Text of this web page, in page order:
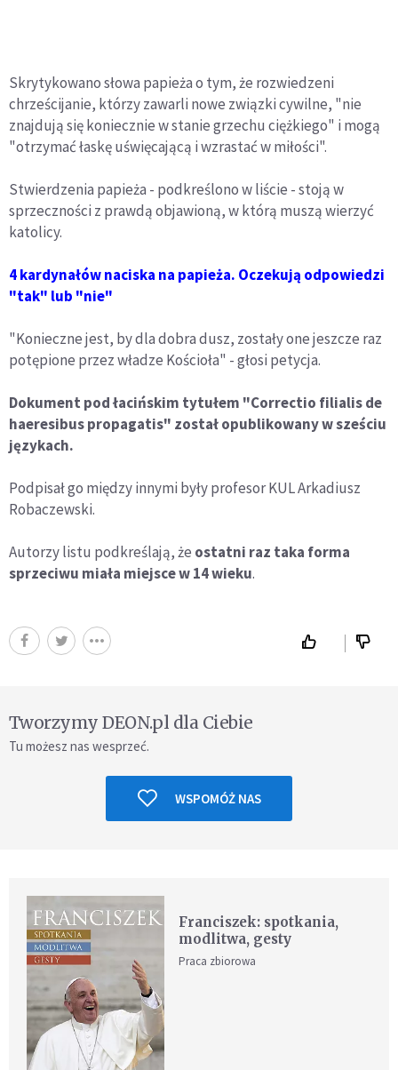
Skrytykowano słowa papieża o tym, że rozwiedzeni
chrześcijanie, którzy zawarli nowe związki cywilne, "nie
znajdują się koniecznie w stanie grzechu ciężkiego" i mogą
"otrzymać łaskę uświęcającą i wzrastać w miłości".
Stwierdzenia papieża - podkreślono w liście - stoją w
sprzeczności z prawdą objawioną, w którą muszą wierzyć
katolicy.
4 kardynałów naciska na papieża. Oczekują odpowiedzi
"tak" lub "nie"
"Konieczne jest, by dla dobra dusz, zostały one jeszcze raz
potępione przez władze Kościoła" - głosi petycja.
Dokument pod łacińskim tytułem "Correctio filialis de
haeresibus propagatis" został opublikowany w sześciu
językach.
Podpisał go między innymi były profesor KUL Arkadiusz
Robaczewski.
Autorzy listu podkreślają, że ostatni raz taka forma
sprzeciwu miała miejsce w 14 wieku.
Tworzymy DEON.pl dla Ciebie
Tu możesz nas wesprzeć.
WSPOMÓŻ NAS
Franciszek: spotkania,
modlitwa, gesty
Praca zbiorowa